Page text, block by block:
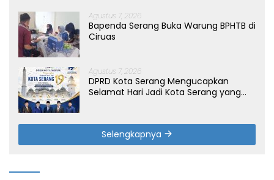
Agustus 7, 2026
Bapenda Serang Buka Warung BPHTB di
Ciruas
Agustus 7, 2026
DPRD Kota Serang Mengucapkan
Selamat Hari Jadi Kota Serang yang
Selengkapnya